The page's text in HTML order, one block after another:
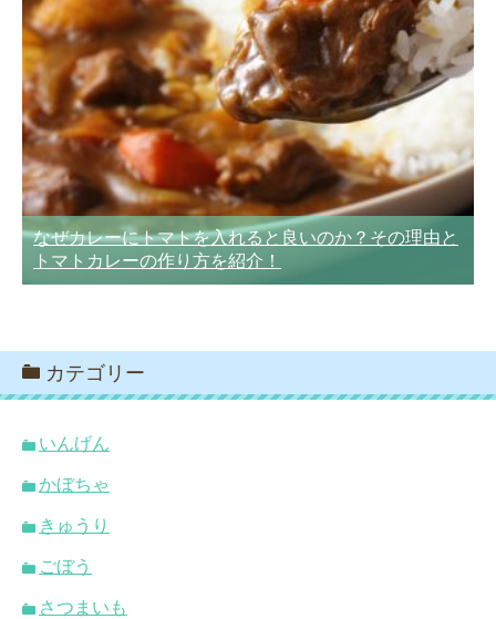
なぜカレーにトマトを入れると良いのか？その理由と
トマトカレーの作り方を紹介！
カテゴリー
いんげん
かぼちゃ
きゅうり
ごぼう
さつまいも